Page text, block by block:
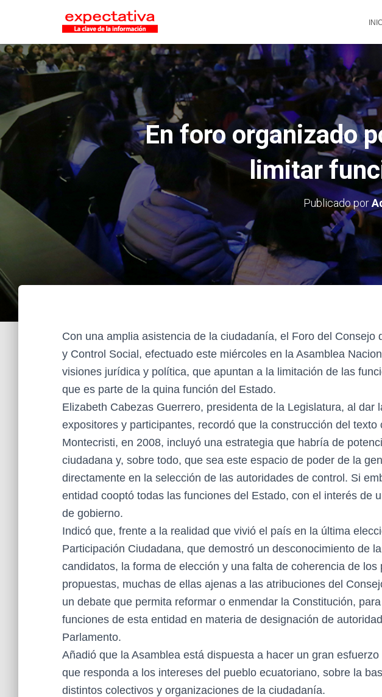
En foro organizado
limitar
Publicado por
Con una amplia asistencia de la ciudadanía, el Foro del Consejo
y Control Social, efectuado este miércoles en la Asamblea
visiones jurídica y política, que apuntan a la limitación de las
que es parte de la quina función del Estado.
Elizabeth Cabezas Guerrero, presidenta de la Legislatura, al dar
expositores y participantes, recordó que la construcción del texto
Montecristi, en 2008, incluyó una estrategia que habría de
ciudadana y, sobre todo, que sea este espacio de poder de la
directamente en la selección de las autoridades de control. Si
entidad cooptó todas las funciones del Estado, con el interés de
de gobierno.
Indicó que, frente a la realidad que vivió el país en la última
Participación Ciudadana, que demostró un desconocimiento de
candidatos, la forma de elección y una falta de coherencia de
propuestas, muchas de ellas ajenas a las atribuciones del
un debate que permita reformar o enmendar la Constitución,
funciones de esta entidad en materia de designación de
Parlamento.
Añadió que la Asamblea está dispuesta a hacer un gran
que responda a los intereses del pueblo ecuatoriano, sobre la
distintos colectivos y organizaciones de la ciudadanía.